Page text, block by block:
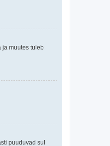
ja muutes tuleb
puuduvad sul